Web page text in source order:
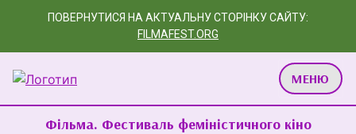
ПОВЕРНУТИСЯ НА АКТУАЛЬНУ СТОРІНКУ САЙТУ:
FILMAFEST.ORG
МЕНЮ
Фільма. Фестиваль феміністичного кіно